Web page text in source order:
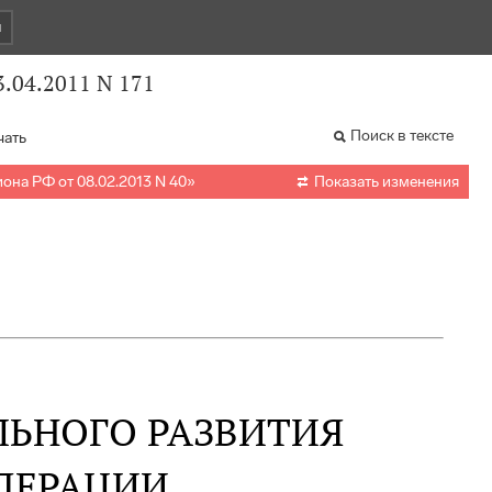
N 171
Поиск в тексте
РФ от 08.02.2013 N 40»  Показать изменения
РАЗВИТИЯ